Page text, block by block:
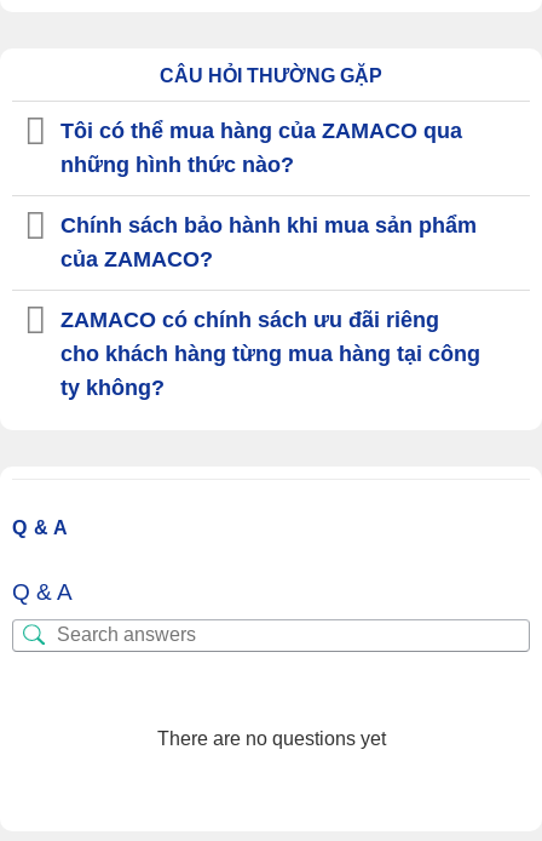
CÂU HỎI THƯỜNG GẶP
Tôi có thể mua hàng của ZAMACO qua
những hình thức nào?
Chính sách bảo hành khi mua sản phẩm
của ZAMACO?
ZAMACO có chính sách ưu đãi riêng
cho khách hàng từng mua hàng tại công
ty không?
Q & A
Q & A
There are no questions yet